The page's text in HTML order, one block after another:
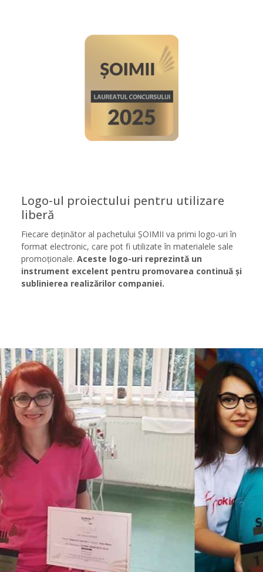
Logo-ul proiectului pentru utilizare
liberă
Fiecare deținător al pachetului ȘOIMII va primi logo-uri în
format electronic, care pot fi utilizate în materialele sale
promoționale. Aceste logo-uri reprezintă un
instrument excelent pentru promovarea continuă și
sublinierea realizărilor companiei.